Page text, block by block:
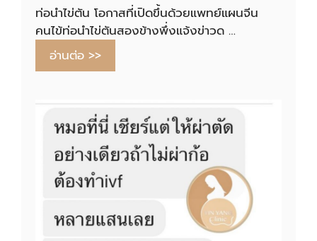
ท่อนำไข่ตัน โอกาสที่เปิดขึ้นด้วยแพทย์แผนจีน
คนไข้ท่อนำไข่ตันสองข้างพึ่งแจ้งข่าวด …
อ่านต่อ >>